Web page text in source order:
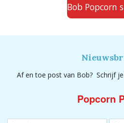
Bob Popcorn
Af en toe post van Bob? Schrijf
Popcorn